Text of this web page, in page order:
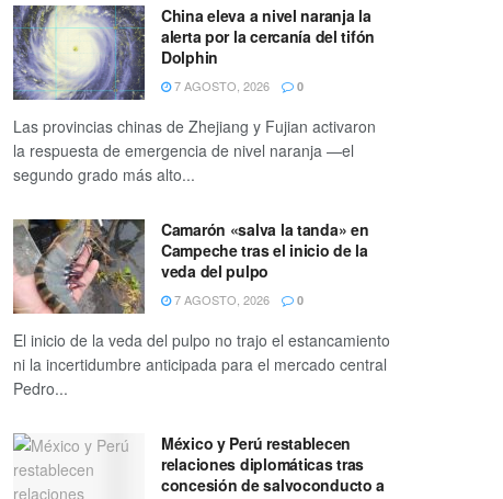
China eleva a nivel naranja la
alerta por la cercanía del tifón
Dolphin
7 AGOSTO, 2026 0
Las provincias chinas de Zhejiang y Fujian activaron
la respuesta de emergencia de nivel naranja —el
segundo grado más alto...
Camarón «salva la tanda» en
Campeche tras el inicio de la
veda del pulpo
7 AGOSTO, 2026 0
El inicio de la veda del pulpo no trajo el estancamiento
ni la incertidumbre anticipada para el mercado central
Pedro...
México y Perú restablecen
relaciones diplomáticas tras
concesión de salvoconducto a